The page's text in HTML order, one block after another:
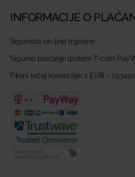
INFORMACIJE O
Sigurnost on-line trgovine
Sigurno plaćanje (putem T-com
Fiksni tečaj konverzije: 1 EUR =